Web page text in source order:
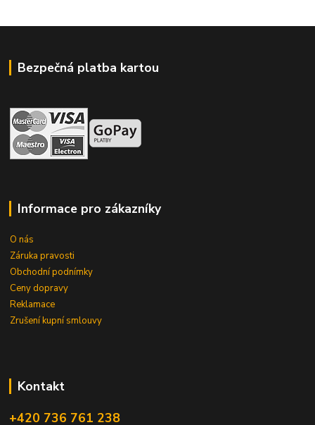
Bezpečná platba kartou
Informace pro zákazníky
O nás
Záruka pravosti
Obchodní podnímky
Ceny dopravy
Reklamace
Zrušení kupní smlouvy
Kontakt
+420 736 761 238